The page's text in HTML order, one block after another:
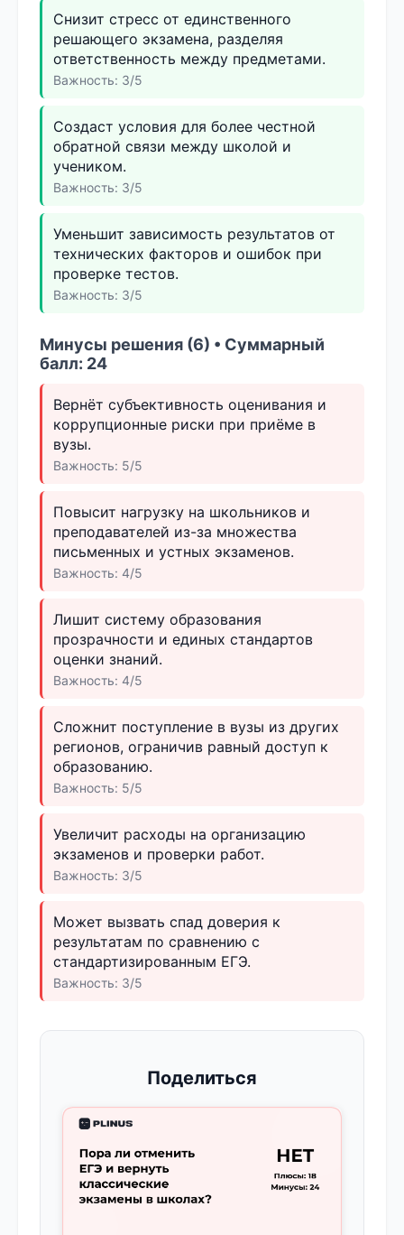
Снизит стресс от единственного
решающего экзамена, разделяя
ответственность между предметами.
Важность: 3/5
Создаст условия для более честной
обратной связи между школой и
учеником.
Важность: 3/5
Уменьшит зависимость результатов от
технических факторов и ошибок при
проверке тестов.
Важность: 3/5
Минусы решения (6) • Суммарный
балл: 24
Вернёт субъективность оценивания и
коррупционные риски при приёме в
вузы.
Важность: 5/5
Повысит нагрузку на школьников и
преподавателей из-за множества
письменных и устных экзаменов.
Важность: 4/5
Лишит систему образования
прозрачности и единых стандартов
оценки знаний.
Важность: 4/5
Сложнит поступление в вузы из других
регионов, ограничив равный доступ к
образованию.
Важность: 5/5
Увеличит расходы на организацию
экзаменов и проверки работ.
Важность: 3/5
Может вызвать спад доверия к
результатам по сравнению с
стандартизированным ЕГЭ.
Важность: 3/5
Поделиться